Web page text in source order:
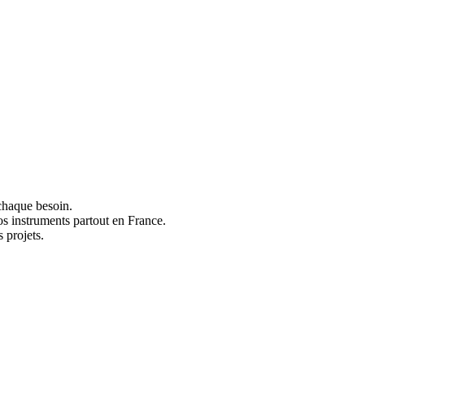
besoin.
instruments partout en France.
projets.